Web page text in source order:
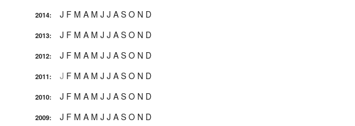
2014: J F M A M J J A S O N D
2013: J F M A M J J A S O N D
2012: J F M A M J J A S O N D
2011: J F M A M J J A S O N D
2010: J F M A M J J A S O N D
2009: J F M A M J J A S O N D